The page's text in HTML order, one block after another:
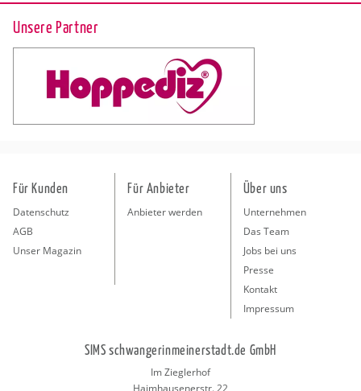
Unsere Partner
Für Kunden
Datenschutz
AGB
Unser Magazin
Für Anbieter
Anbieter werden
Über uns
Unternehmen
Das Team
Jobs bei uns
Presse
Kontakt
Impressum
SIMS schwangerinmeinerstadt.de GmbH
Im Zieglerhof
Haimhausenerstr. 22